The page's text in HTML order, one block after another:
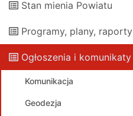
Stan mienia Powiatu
Programy, plany, raporty
Ogłoszenia i komunikaty
Komunikacja
Geodezja